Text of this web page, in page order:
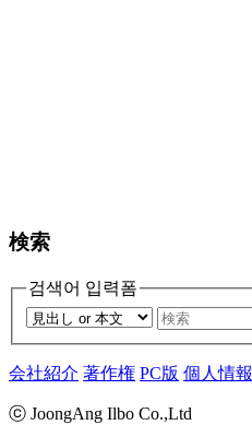
検索
검색어 입력폼
会社紹介 著作権 PC版 個人情報
ⓒ JoongAng Ilbo Co.,Ltd